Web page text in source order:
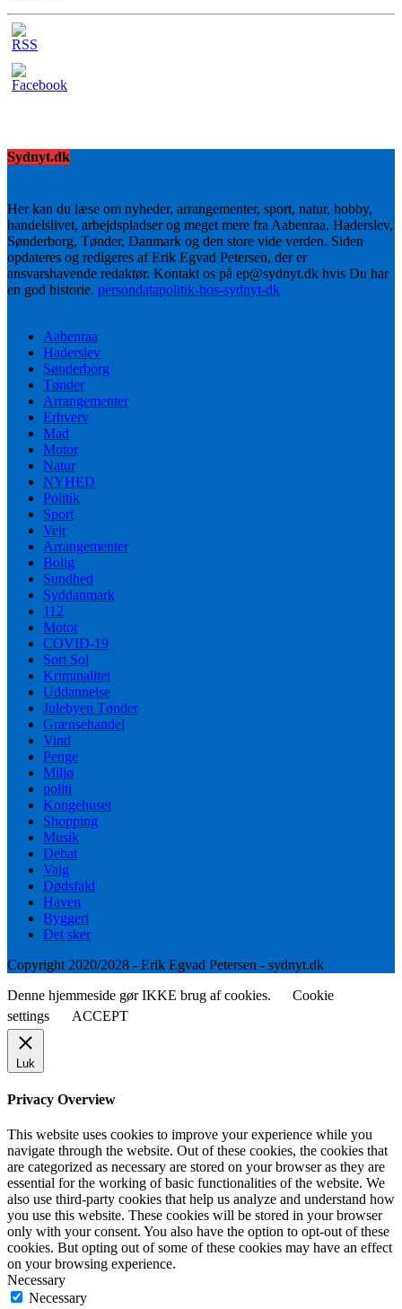
Sydnyt.dk
Her kan du læse om nyheder, arrangementer, sport, natur, hobby,
handelslivet, arbejdspladser og meget mere fra Aabenraa, Haderslev,
Sønderborg, Tønder, Danmark og den store vide verden. Siden
opdateres og redigeres af Erik Egvad Petersen, der er
ansvarshavende redaktør. Kontakt os på ep@sydnyt.dk hvis Du har
en god historie. persondatapolitik-hos-sydnyt-dk
Aabenraa
Haderslev
Sønderborg
Tønder
Arrangementer
Erhverv
Mad
Motor
Natur
NYHED
Politik
Sport
Vejr
Arrangementer
Bolig
Sundhed
Syddanmark
112
Motor
COVID-19
Sort Sol
Kriminalitet
Uddannelse
Julebyen Tønder
Grænsehandel
Vind
Penge
Miljø
politi
Kongehuset
Shopping
Musik
Debat
Valg
Dødsfald
Haven
Byggeri
Det sker
Copyright 2020/2028 - Erik Egvad Petersen - sydnyt.dk
Denne hjemmeside gør IKKE brug af cookies.
Cookie
settings
ACCEPT
Luk
Privacy Overview
This website uses cookies to improve your experience while you
navigate through the website. Out of these cookies, the cookies that
are categorized as necessary are stored on your browser as they are
essential for the working of basic functionalities of the website. We
also use third-party cookies that help us analyze and understand how
you use this website. These cookies will be stored in your browser
only with your consent. You also have the option to opt-out of these
cookies. But opting out of some of these cookies may have an effect
on your browsing experience.
Necessary
Necessary